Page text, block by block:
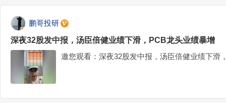
鹏哥投研
深夜32股发中报，汤臣倍健业绩下滑，PCB龙头业绩暴增
邀您观看：深夜32股发中报，汤臣倍健业绩下滑